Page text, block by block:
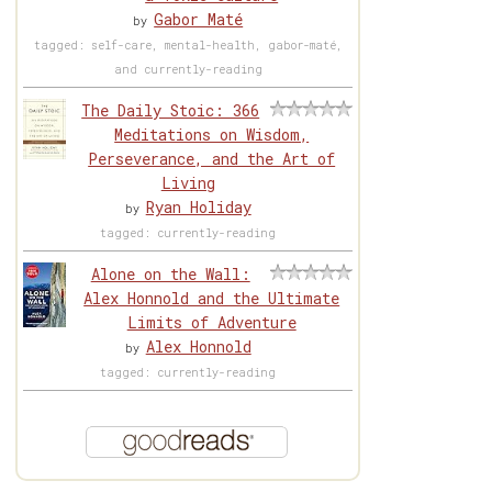
byGabor Maté
tagged: self-care, mental-health, gabor-maté,
and currently-reading
The Daily Stoic: 366
Meditations on Wisdom,
Perseverance, and the Art of
Living
by Ryan Holiday
tagged: currently-reading
Alone on the Wall:
Alex Honnold and the Ultimate
Limits of Adventure
by Alex Honnold
tagged: currently-reading